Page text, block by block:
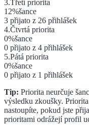
3.Třetípriorita
12%šance
3 přijato z 26 přihlášek
4.Čtvrtá priorita
0%šance
0 přijato z 4 přihlášek
5.Pátá priorita
0%šance
0 přijato z 1 přihlášek
Tip: Priorita neurčuje
výsledku zkoušky.
nastoupíte, pokud jste
prioritami odrážejí profil